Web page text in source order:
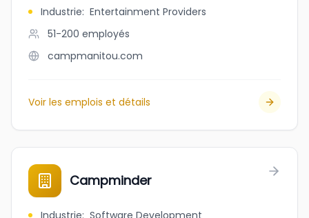
Industrie: Entertainment Providers
51-200 employés
campmanitou.com
Voir les emplois et détails
Campminder
Industrie: Software Development